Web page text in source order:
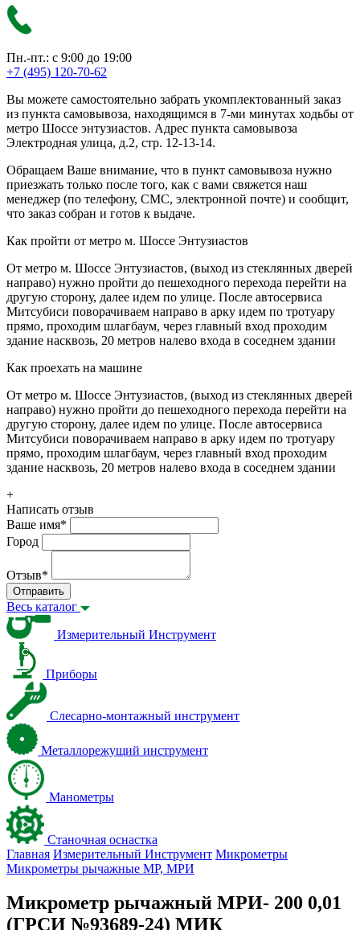
Пн.-пт.: с 9:00 до 19:00
+7 (495) 120-70-62
Вы можете самостоятельно забрать укомплектованный заказ
из пункта самовывоза, находящимся в 7-ми минутах ходьбы от
метро Шоссе энтузиастов. Адрес пункта самовывоза
Электродная улица, д.2, стр. 12-13-14.
Обращаем Ваше внимание, что в пункт самовывоза нужно
приезжать только после того, как с вами свяжется наш
менеджер (по телефону, СМС, электронной почте) и сообщит,
что заказ собран и готов к выдаче.
Как пройти от метро м. Шоссе Энтузиастов
От метро м. Шоссе Энтузиастов, (выход из стеклянных дверей
направо) нужно пройти до пешеходного перехода перейти на
другую сторону, далее идем по улице. После автосервиса
Митсубиси поворачиваем направо в арку идем по тротуару
прямо, проходим шлагбаум, через главный вход проходим
здание насквозь, 20 метров налево входа в соседнем здании
Как проехать на машине
От метро м. Шоссе Энтузиастов, (выход из стеклянных дверей
направо) нужно пройти до пешеходного перехода перейти на
другую сторону, далее идем по улице. После автосервиса
Митсубиси поворачиваем направо в арку идем по тротуару
прямо, проходим шлагбаум, через главный вход проходим
здание насквозь, 20 метров налево входа в соседнем здании
+
Написать отзыв
Ваше имя*
Город
Отзыв*
Отправить
Весь каталог
Измерительный Инструмент
Приборы
Слесарно-монтажный инструмент
Металлорежущий инструмент
Манометры
Станочная оснастка
Главная Измерительный Инструмент Микрометры
Микрометры рычажные МР, МРИ
Микрометр рычажный МРИ- 200 0,01
(ГРСИ №93689-24) МИК